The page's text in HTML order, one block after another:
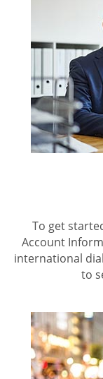
To get
Account
international
to